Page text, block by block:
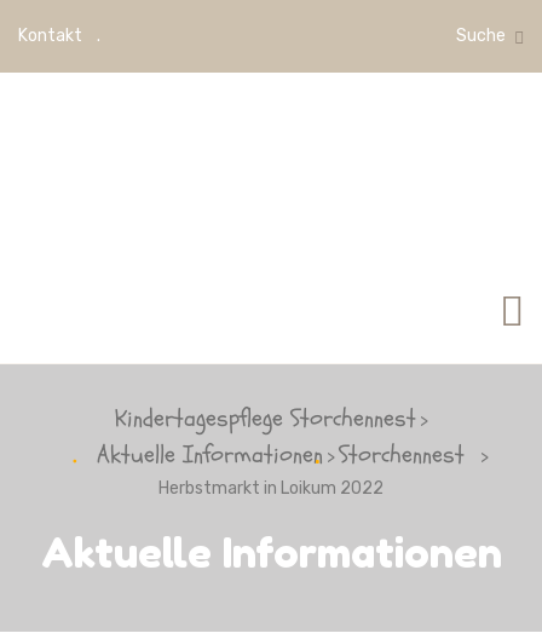
Kontakt Suche
Kindertagespflege Storchennest>
Aktuelle Informationen >Storchennest
>
Herbstmarkt in Loikum 2022
Aktuelle Informationen